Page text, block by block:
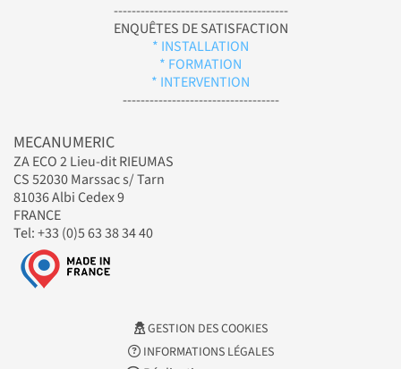
---------------------------------------
ENQUÊTES DE SATISFACTION
* INSTALLATION
* FORMATION
* INTERVENTION
-----------------------------------
MECANUMERIC
ZA ECO 2 Lieu-dit RIEUMAS
CS 52030 Marssac s/ Tarn
81036 Albi Cedex 9
FRANCE
Tel: +33 (0)5 63 38 34 40
GESTION DES COOKIES
INFORMATIONS LÉGALES